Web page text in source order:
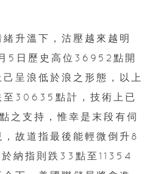
升溫下，沽壓越來越明
5日歷史高位36952點開
呈浪低於浪之形態，以上
至30635點計，技術上已
之支持，惟幸是末段有伺
故道指最後能輕微倒升8
納指則跌33點至11354